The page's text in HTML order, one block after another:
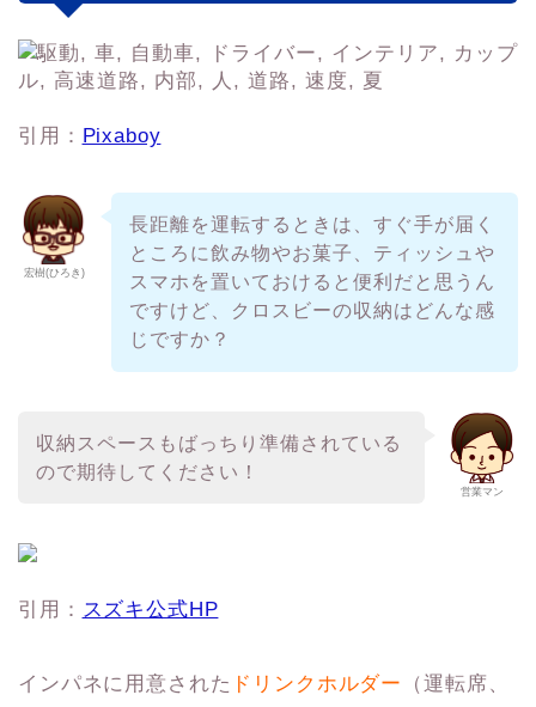
引用： Pixaboy
宏樹(ひろき)
長距離を運転するときは、すぐ手が届く
ところに飲み物やお菓子、ティッシュや
スマホを置いておけると便利だと思うん
ですけど、クロスビーの収納はどんな感
じですか？
営業マン
収納スペースもばっちり準備されている
ので期待してください！
引用： スズキ公式HP
インパネに用意された ドリンクホルダー （運転席、